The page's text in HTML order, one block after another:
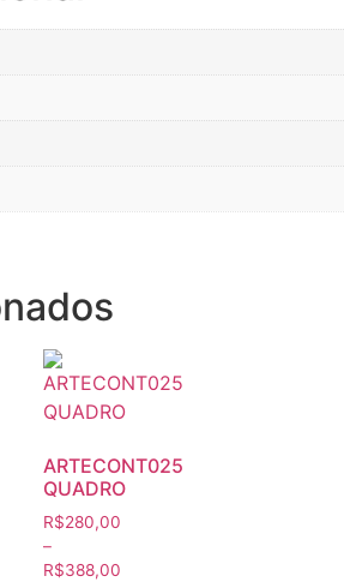
ARTECONT025
QUADRO
R$280,00
–
R$388,00